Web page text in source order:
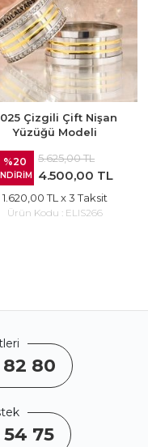
Çizgili Çift Nişan
Yüzüğü Modeli
%20 5.625,00 TL
4.500,00 TL
1.620,00 TL x 3 Taksit
Ürün Kodu : ELIS266
82 80
54 75